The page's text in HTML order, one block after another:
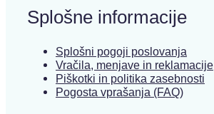
Splošne informacije
Splošni pogoji poslovanja
Vračila, menjave in reklamacije
Piškotki in politika zasebnosti
Pogosta vprašanja (FAQ)